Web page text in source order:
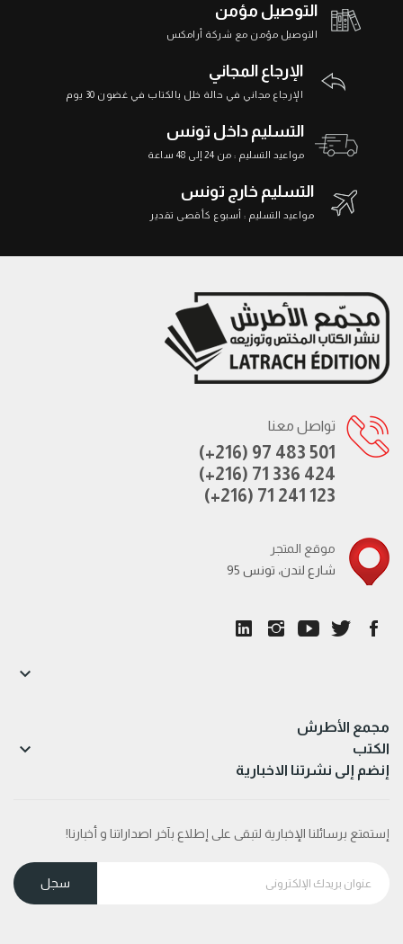
التوصيل مؤمن
التوصيل مؤمن مع شركة أرامكس
الإرجاع المجاني
الإرجاع مجاني في حالة خلل بالكتاب في غضون 30 يوم
التسليم داخل تونس
مواعيد التسليم : من 24 إلى 48 ساعة
التسليم خارج تونس
مواعيد التسليم : أسبوع كأقصى تقدير
تواصل معنا
(+216) 97 483 501
(+216) 71 336 424
(+216) 71 241 123
موقع المتجر
95 شارع لندن، تونس
مجمع الأطرش

الكتب 
إنضم إلى نشرتنا الاخبارية
إستمتع برسائلنا الإخبارية لتبقى على إطلاع بآخر اصداراتنا و أخبارنا!